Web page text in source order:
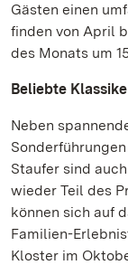
Gästen einen
finden von April
des Monats um
Beliebte
Neben
Staufer sind
wieder Teil des
können sich auf
Familien-
Kloster im